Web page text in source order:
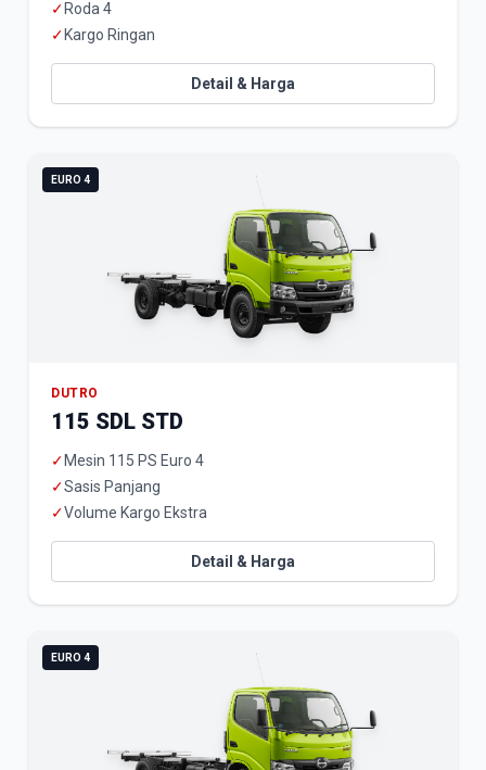
✓ Roda 4
✓ Kargo Ringan
Detail & Harga
EURO 4
DUTRO
115 SDL STD
✓ Mesin 115 PS Euro 4
✓Sasis Panjang
✓Volume Kargo Ekstra
Detail & Harga
EURO 4